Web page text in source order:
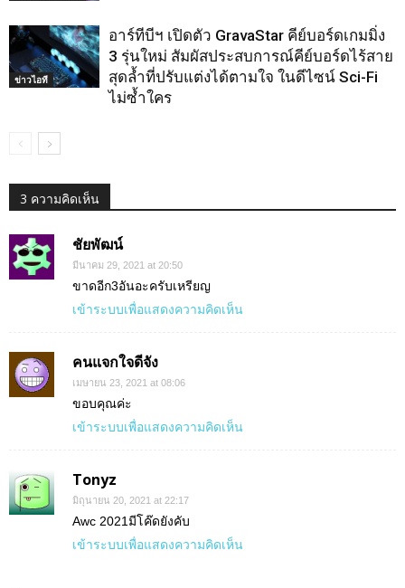
ข่าวไอที
อาร์ทีบีฯ เปิดตัว GravaStar คีย์บอร์ดเกมมิ่ง
3 รุ่นใหม่ สัมผัสประสบการณ์คีย์บอร์ดไร้สาย
สุดล้ำที่ปรับแต่งได้ตามใจ ในดีไซน์ Sci-Fi
ไม่ซ้ำใคร
3 ความคิดเห็น
ชัยพัฒน์
มีนาคม 29, 2021 at 20:50
ขาดอีก3อันอะครับเหรียญ
เข้าระบบเพื่อแสดงความคิดเห็น
คนแจกใจดีจัง
เมษายน 23, 2021 at 08:06
ขอบคุณค่ะ
เข้าระบบเพื่อแสดงความคิดเห็น
Tonyz
มิถุนายน 20, 2021 at 22:17
Awc 2021มีโค๊ดยังคับ
เข้าระบบเพื่อแสดงความคิดเห็น